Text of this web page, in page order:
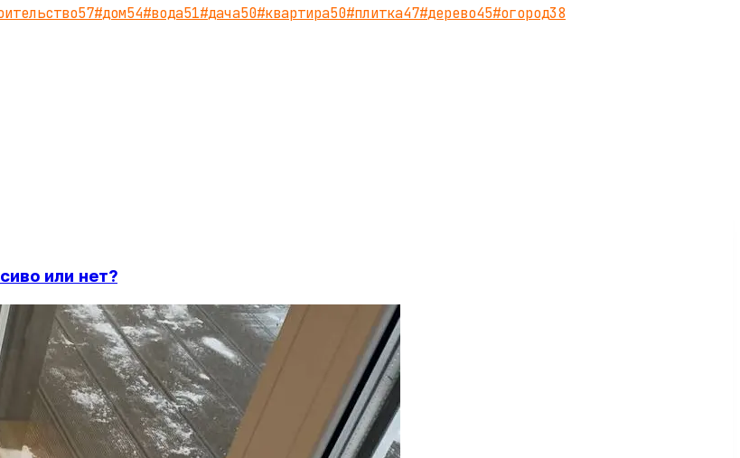
57#дом54#вода51#дача50#квартира50#плитка47#дерево45#огород38
или нет?